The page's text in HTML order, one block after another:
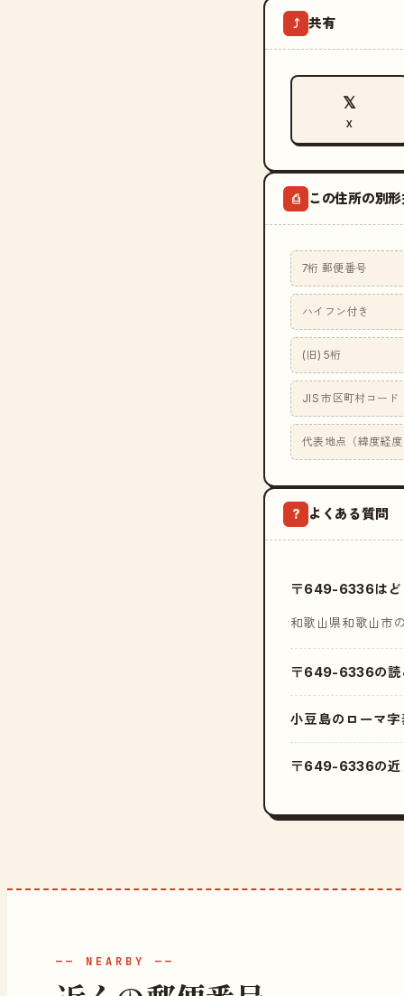
⤴ 共有
𝕏
X
⎙ この住所の別
7桁 郵便番号
ハイフン付き
(旧) 5桁
JIS 市区町村コード
代表地点（緯度経
? よくある質問
〒649-6336はど
和歌山県和歌山市
〒649-6336の読
小豆島のローマ
〒649-6336の近
—— NEARBY ——